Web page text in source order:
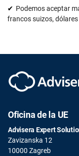
Podemos aceptar
francos suizos,
Oficina de la UE
Advisera Expert
Zavizanska 12
10000 Zagreb